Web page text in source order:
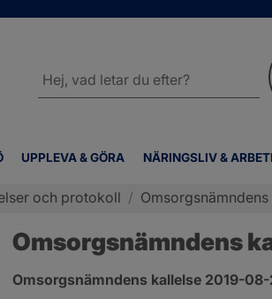
UPPLEVA & GÖRA NÄRINGSLIV &
webbplatsen
och protokoll /
Omsorgsnämndens
Omsorgsnämndens kallelse 2019-